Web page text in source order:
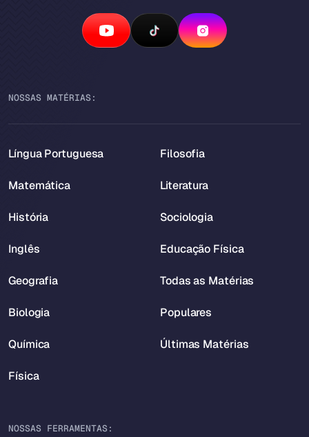
NOSSAS MATÉRIAS:
Língua Portuguesa
Matemática
História
Inglês
Geografia
Biologia
Química
Física
Filosofia
Literatura
Sociologia
Educação Física
Todas as Matérias
Populares
Últimas Matérias
NOSSAS FERRAMENTAS: